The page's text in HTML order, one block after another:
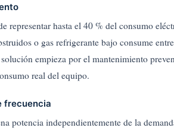
representar hasta el 40 % del consumo
o gas refrigerante bajo consume
empieza por el mantenimiento
real del equipo.
frecuencia
potencia independientemente de la